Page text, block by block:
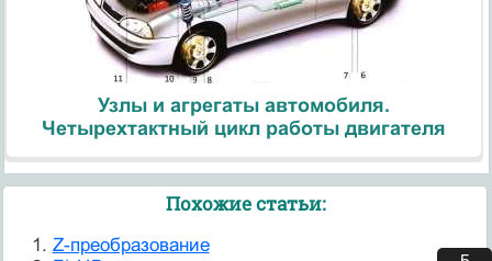
Узлы и агрегаты автомобиля.
Четырехтактный цикл работы двигателя
Похожие статьи:
Z-преобразование